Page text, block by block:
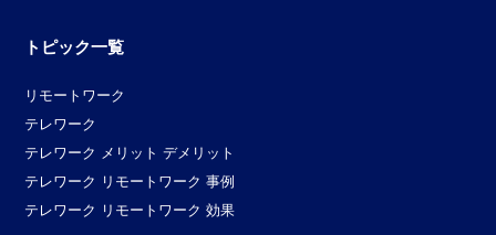
トピック一覧
リモートワーク
テレワーク
テレワーク メリット デメリット
テレワーク リモートワーク 事例
テレワーク リモートワーク 効果